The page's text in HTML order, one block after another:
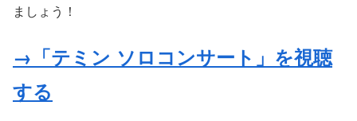
ましょう！
→「テミン ソロコンサート」を視聴
する